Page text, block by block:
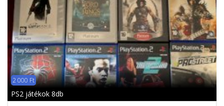
2 000 Ft
PS2 játékok 8db